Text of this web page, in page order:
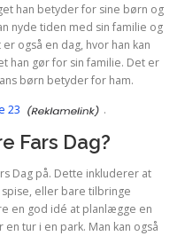
han betyder for sine børn og
nyde tiden med sin familie og
også en dag, hvor han kan
han gør for sin familie. Det er
børn betyder for ham.
23 .
Fars Dag?
Dag på. Dette inkluderer at
spise, eller bare tilbringe
en god idé at planlægge en
tur i en park. Man kan også